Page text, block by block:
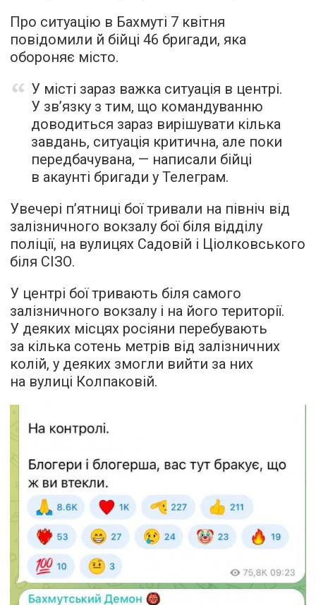
Про ситуацію в Бахмуті 7 квітня
повідомили й бійці 46 бригади, яка
обороняє місто.
У місті зараз важка ситуація в центрі.
У зв’язку з тим, що командуванню
доводиться зараз вирішувати кілька
завдань, ситуація критична, але поки
передбачувана, — написали бійці
в акаунті бригади у Телеграм.
Увечері п’ятниці бої тривали на північ від
залізничного вокзалу бої біля відділу
поліції, на вулицях Садовій і Ціолковського
біля СІЗО.
У центрі бої тривають біля самого
залізничного вокзалу і на його території.
У деяких місцях росіяни перебувають
за кілька сотень метрів від залізничних
колій, у деяких змогли вийти за них
на вулиці Колпаковій.